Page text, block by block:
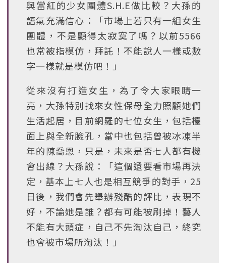
與當紅的少女團體S.H.E做比較？大孫的
語氣充滿信心：「市場上若只有一組女生
團體，不是顯得太寂寞了嗎？以前5566
也常被指模仿，拜託！不能說人一樣或數
字一樣就是模仿吧！」
從來沒有打造女生，為了令大家眼睛一
亮，大孫特別找來女性保母全力照顧她們
生活起居，目前網羅的七位女生，包括檯
面上與全新臉孔，當中也包括曾被冰凍半
年的陳喬恩，只是，未來是否七人都有機
會出線？大孫說：「這個還要看市場再決
定，基本上七人也是相互競爭的對手，25
日後，我們會先舉辦殘酷的評比，表現不
好，不論她是誰？都有可能被刷掉！藝人
不能有大頭症，自己不先淘汰自己，終究
也會被市場所淘汰！」